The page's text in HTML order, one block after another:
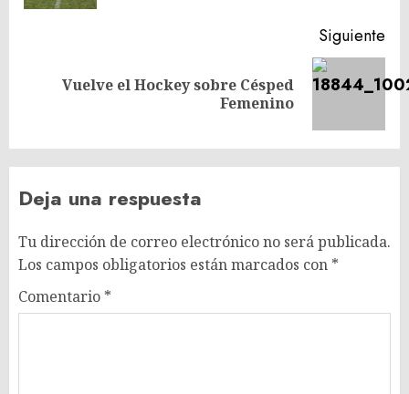
Siguiente
Siguiente
Vuelve el Hockey sobre Césped
Femenino
Deja una respuesta
Tu dirección de correo electrónico no será publicada.
Los campos obligatorios están marcados con *
Comentario *